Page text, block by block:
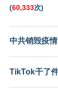
(60,333次)
中共销毁疫
TikTok干了